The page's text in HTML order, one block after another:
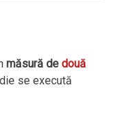
măsură dedouă
se execută